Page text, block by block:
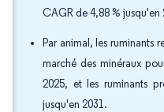
CAGR de 4,88 % jusqu'en
Par animal, les ruminants
marché des minéraux
2025, et les ruminants
jusqu'en 2031.